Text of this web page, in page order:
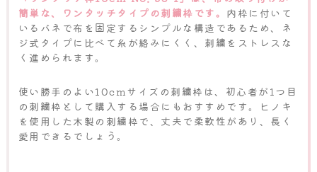
簡単な、ワンタッチタイプの刺繍枠です。 内枠に付いて
いるバネで布を固定するシンプルな構造であるため、ネ
ジ式タイプに比べて糸が絡みにくく、刺繍をストレスな
く進められます。
使い勝手のよい10cmサイズの刺繍枠は、初心者が1つ目
の刺繍枠として購入する場合にもおすすめです。ヒノキ
を使用した木製の刺繍枠で、丈夫で柔軟性があり、長く
愛用できるでしょう。